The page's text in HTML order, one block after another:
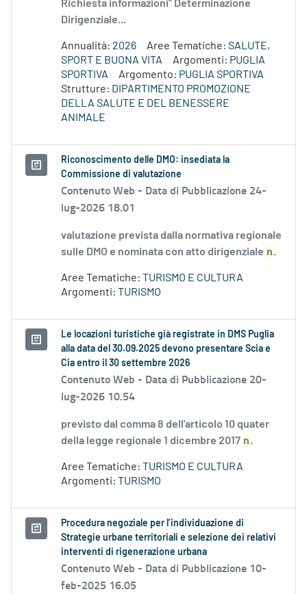
Richiesta informazioni” Determinazione
Dirigenziale...
Annualità: 2026 Aree Tematiche: SALUTE,
SPORT E BUONA VITA
Argomenti: PUGLIA
SPORTIVA
Argomento: PUGLIA SPORTIVA
Strutture: DIPARTIMENTO PROMOZIONE
DELLA SALUTE E DEL BENESSERE
ANIMALE
Riconoscimento delle DMO: insediata la
Commissione di valutazione
Contenuto Web - Data di Pubblicazione 24-
lug-2026 18.01
valutazione prevista dalla normativa regionale
sulle DMO e nominata con atto dirigenziale n.
Aree Tematiche: TURISMO E CULTURA
Argomenti: TURISMO
Le locazioni turistiche già registrate in DMS Puglia
alla data del 30.09.2025 devono presentare Scia e
Cia entro il 30 settembre 2026
Contenuto Web - Data di Pubblicazione 20-
lug-2026 10.54
previsto dal comma 8 dell'articolo 10 quater
della legge regionale 1 dicembre 2017 n.
Aree Tematiche: TURISMO E CULTURA
Argomenti: TURISMO
Procedura negoziale per l’individuazione di
Strategie urbane territoriali e selezione dei relativi
interventi di rigenerazione urbana
Contenuto Web - Data di Pubblicazione 10-
feb-2025 16.05